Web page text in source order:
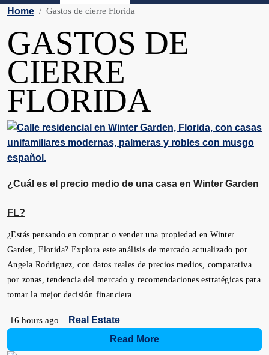
Home Gastos de cierre Florida
GASTOS DE
CIERRE
FLORIDA
¿Cuál es el precio medio de una casa en Winter Garden
FL?
¿Estás pensando en comprar o vender una propiedad en Winter
Garden, Florida? Explora este análisis de mercado actualizado por
Angela Rodriguez, con datos reales de precios medios, comparativa
por zonas, tendencia del mercado y recomendaciones estratégicas para
tomar la mejor decisión financiera.
16 hours ago
Real Estate
Read More